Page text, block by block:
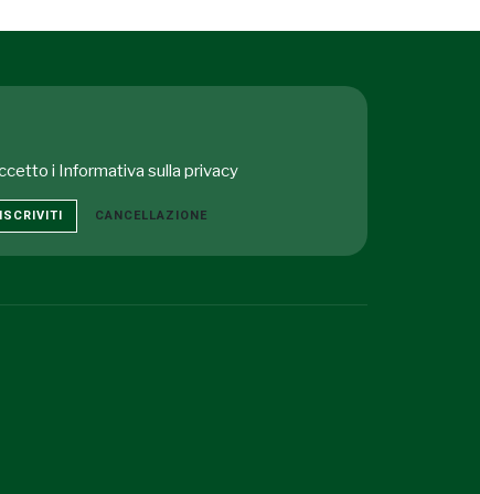
i Informativa sulla privacy
ISCRIVITI CANCELLAZIONE